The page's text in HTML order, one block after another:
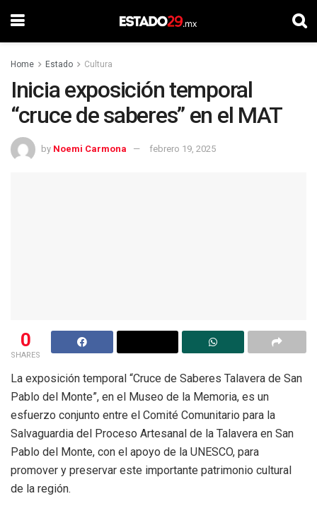
Home Estado Cultura
Inicia exposición temporal
“cruce de saberes” en el MAT
by Noemi Carmona febrero 19, 2025
0
SHARES
La exposición temporal “Cruce de Saberes Talavera de San
Pablo del Monte”, en el Museo de la Memoria, es un
esfuerzo conjunto entre el Comité Comunitario para la
Salvaguardia del Proceso Artesanal de la Talavera en San
Pablo del Monte, con el apoyo de la UNESCO, para
promover y preservar este importante patrimonio cultural
de la región.